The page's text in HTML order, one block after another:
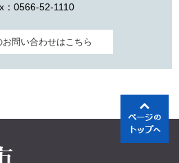
：0566-52-1110
お問い合わせはこちら